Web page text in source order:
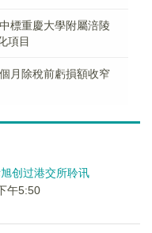
標重慶大學附屬涪陵
項目
月除稅前虧損額收窄
旭创过港交所聆讯
午5:50